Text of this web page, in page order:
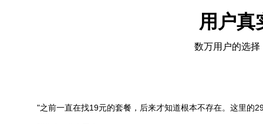
用户真
数万用户的选择
"之前一直在找19元的套餐，后来才知道根本不存在。这里的